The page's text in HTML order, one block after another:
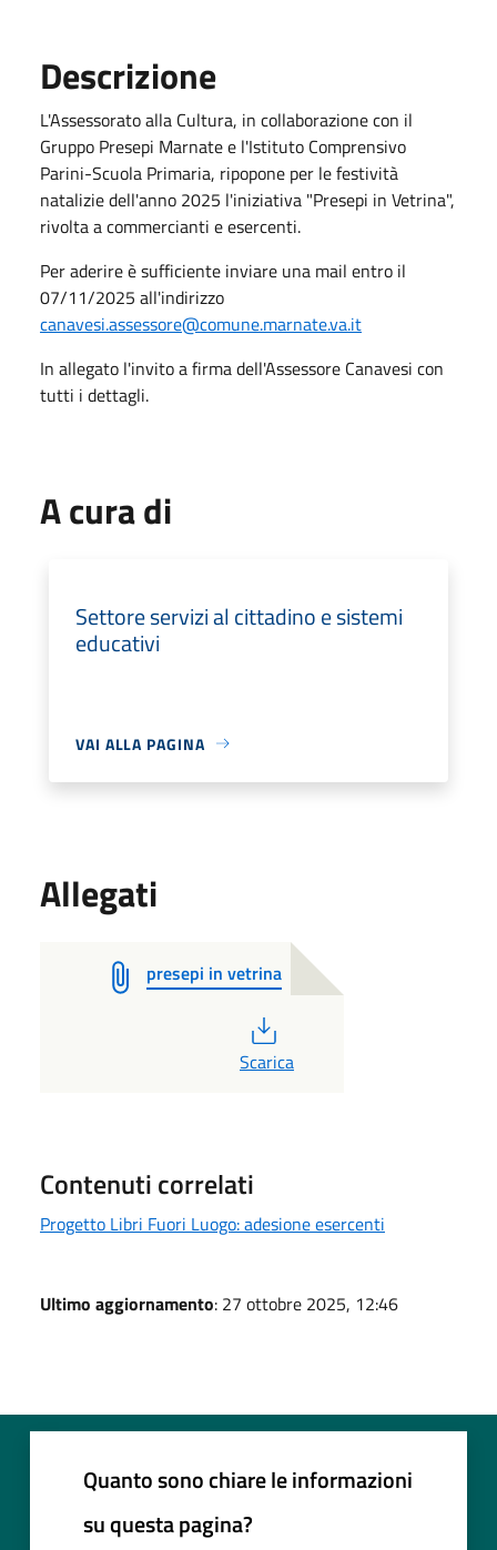
Descrizione
L'Assessorato alla Cultura, in collaborazione con il
Gruppo Presepi Marnate e l'Istituto Comprensivo
Parini-Scuola Primaria, ripopone per le festività
natalizie dell'anno 2025 l'iniziativa "Presepi in Vetrina",
rivolta a commercianti e esercenti.
Per aderire è sufficiente inviare una mail entro il
07/11/2025 all'indirizzo
canavesi.assessore@comune.marnate.va.it
In allegato l'invito a firma dell'Assessore Canavesi con
tutti i dettagli.
A cura di
Settore servizi al cittadino e sistemi
educativi
VAI ALLA PAGINA
Allegati
presepi in vetrina
Scarica
Contenuti correlati
Progetto Libri Fuori Luogo: adesione esercenti
Ultimo aggiornamento: 27 ottobre 2025, 12:46
Quanto sono chiare le informazioni
su questa pagina?